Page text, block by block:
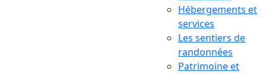
Hébergements et
services
Les sentiers de
randonnées
Patrimoine et